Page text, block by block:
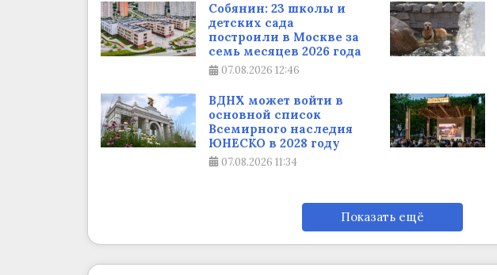
Собянин: 23 школы и
детских сада
построили в Москве за
семь месяцев 2026 года
07.08.2026 12:46
ВДНХ может войти в
основной список
Всемирного наследия
ЮНЕСКО в 2028 году
07.08.2026 11:34
Показать ещё